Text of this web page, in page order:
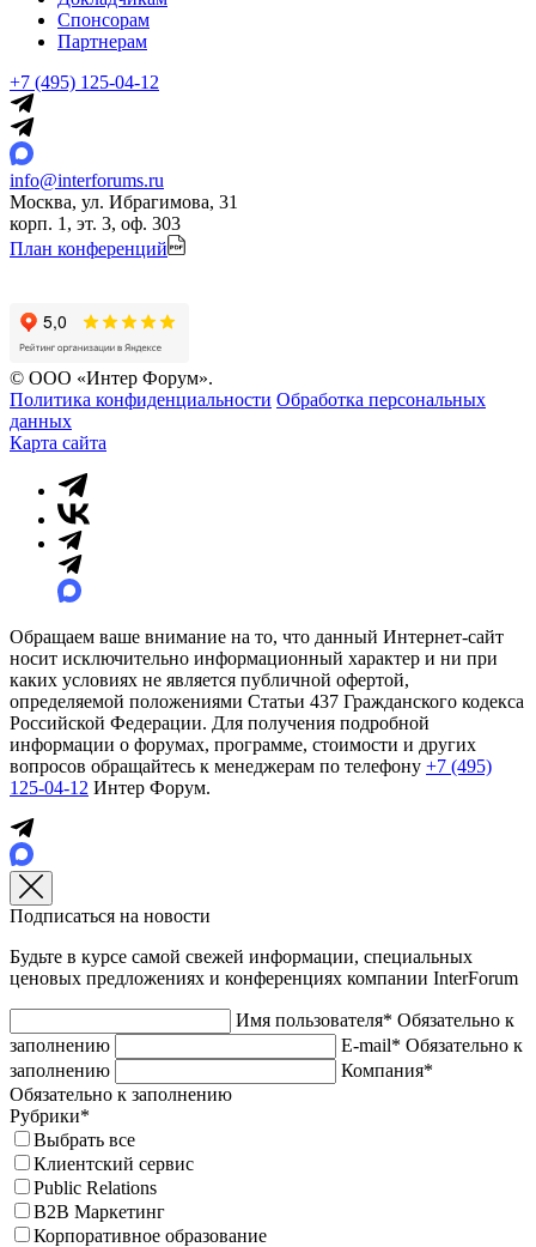
Спонсорам
Партнерам
+7 (495) 125-04-12
info@interforums.ru
Москва, ул. Ибрагимова, 31
корп. 1, эт. 3, оф. 303
План конференций
© ООО «Интер Форум».
Политика конфиденциальности Обработка персональных
данных
Карта сайта
Обращаем ваше внимание на то, что данный Интернет-сайт
носит исключительно информационный характер и ни при
каких условиях не является публичной офертой,
определяемой положениями Статьи 437 Гражданского кодекса
Российской Федерации. Для получения подробной
информации о форумах, программе, стоимости и других
вопросов обращайтесь к менеджерам по телефону +7 (495)
125-04-12 Интер Форум.
Подписаться на новости
Будьте в курсе самой свежей информации, специальных
ценовых предложениях и конференциях компании InterForum
Имя пользователя* Обязательно к
заполнению
E-mail* Обязательно к
заполнению
Компания*
Обязательно к заполнению
Рубрики*
Выбрать все
Клиентский сервис
Public Relations
B2B Маркетинг
Корпоративное образование